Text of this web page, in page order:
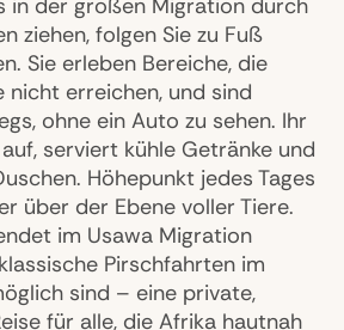
in der großen Migration durch
ziehen, folgen Sie zu Fuß
Sie erleben Bereiche, die
nicht erreichen, und sind
ohne ein Auto zu sehen. Ihr
serviert kühle Getränke und
Höhepunkt jedes Tages
über der Ebene voller Tiere.
im Usawa Migration
Pirschfahrten im
sind – eine private,
für alle, die Afrika hautnah